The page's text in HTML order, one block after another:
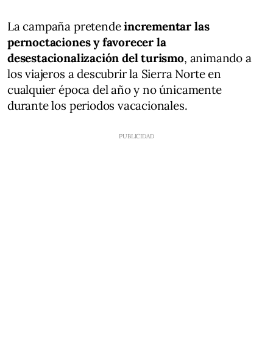
La campaña pretendeincrementar las
pernoctaciones y favorecer la
desestacionalización del turismo, animando a
los viajeros a descubrir la Sierra Norte en
cualquier época del año y no únicamente
durante los periodos vacacionales.